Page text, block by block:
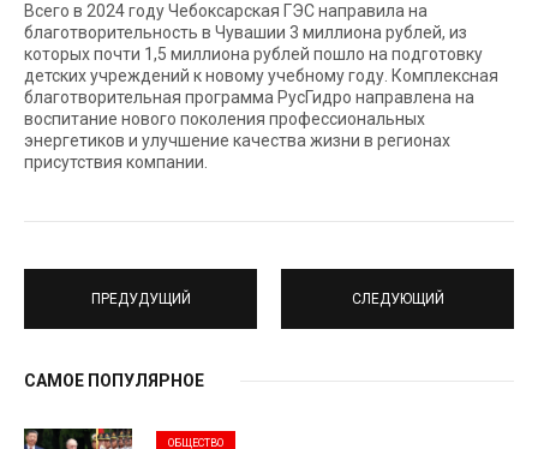
Всего в 2024 году Чебоксарская ГЭС направила на
благотворительность в Чувашии 3 миллиона рублей, из
которых почти 1,5 миллиона рублей пошло на подготовку
детских учреждений к новому учебному году. Комплексная
благотворительная программа РусГидро направлена на
воспитание нового поколения профессиональных
энергетиков и улучшение качества жизни в регионах
присутствия компании.
ПРЕДУДУЩИЙ СЛЕДУЮЩИЙ
САМОЕ ПОПУЛЯРНОЕ
ОБЩЕСТВО